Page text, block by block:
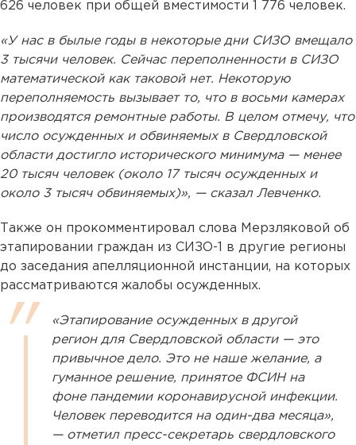
626 человек при общей вместимости 1 776 человек.
«У нас в былые годы в некоторые дни СИЗО вмещало
3 тысячи человек. Сейчас переполненности в СИЗО
математической как таковой нет. Некоторую
переполняемость вызывает то, что в восьми камерах
производятся ремонтные работы. В целом отмечу, что
число осужденных и обвиняемых в Свердловской
области достигло исторического минимума — менее
20 тысяч человек (около 17 тысяч осужденных и
около 3 тысяч обвиняемых)», — сказал Левченко.
Также он прокомментировал слова Мерзляковой об
этапировании граждан из СИЗО-1 в другие регионы
до заседания апелляционной инстанции, на которых
рассматриваются жалобы осужденных.
«Этапирование осужденных в другой
регион для Свердловской области — это
привычное дело. Это не наше желание, а
гуманное решение, принятое ФСИН на
фоне пандемии коронавирусной инфекции.
Человек переводится на один-два месяца»,
— отметил пресс-секретарь свердловского